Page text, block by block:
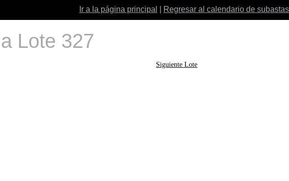
Ir a la página principal Regresar al calendario de subastas
Lote 327
Siguiente Lote